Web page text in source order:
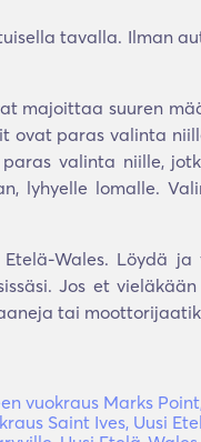
tavalla. Ilman
majoittaa suuren
ovat paras valinta
valinta niille,
lyhyelle lomalle.
Wales. Löydä
Jos et
tai
vuokraus Marks
Saint Ives, Uusi